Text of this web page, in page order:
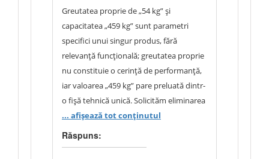
nu garantează compatibilitatea tehnică
și funcțională atunci când provin de la
producători diferiți. Din considerente de
montaj, îmbinare, funcționalitate și
durabilitate, toate componentele setului
trebuie să facă parte din același sistem
constructiv și să fie fabricate de același
producător sau să fie certificate de
compatibile între ele. Prin urmare,
Greutatea proprie de „54 kg” și
capacitatea „459 kg” sunt parametri
specifici unui singur produs, fără
relevanță funcțională; greutatea proprie
nu constituie o cerință de performanță,
iar valoarea „459 kg” pare preluată dintr-
o fișă tehnică unică. Solicităm eliminarea
greutății proprii ca cerință și
reformularea capacității și dimensiunilor
în limite funcționale rezonabile, cu
... afișează tot conținutul
Răspuns: